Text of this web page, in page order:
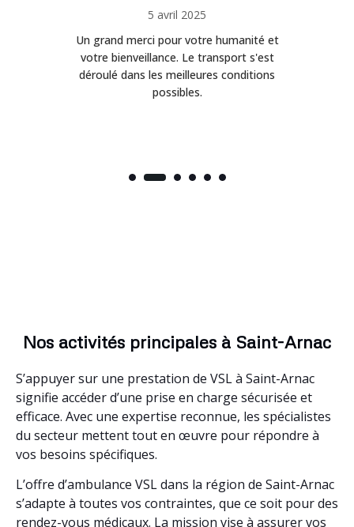
5 avril 2025
Un grand merci pour votre humanité et
votre bienveillance. Le transport s'est
déroulé dans les meilleures conditions
possibles.
Nos activités principales à Saint-Arnac
S’appuyer sur une prestation de VSL à Saint-Arnac
signifie accéder d’une prise en charge sécurisée et
efficace. Avec une expertise reconnue, les spécialistes
du secteur mettent tout en œuvre pour répondre à
vos besoins spécifiques.
L’offre d’ambulance VSL dans la région de Saint-Arnac
s’adapte à toutes vos contraintes, que ce soit pour des
rendez-vous médicaux. La mission vise à assurer vos